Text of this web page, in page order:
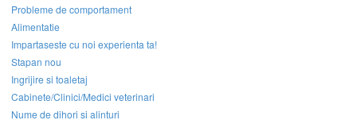
Probleme de comportament
Alimentatie
Impartaseste cu noi experienta ta!
Stapan nou
Ingrijire si toaletaj
Cabinete/Clinici/Medici veterinari
Nume de dihori si alinturi